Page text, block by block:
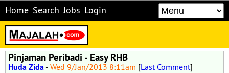
Home Search Jobs Login
Pinjaman Peribadi - Easy RHB
Huda Zida - Wed 9/Jan/2013 8:11am [Last Comment]